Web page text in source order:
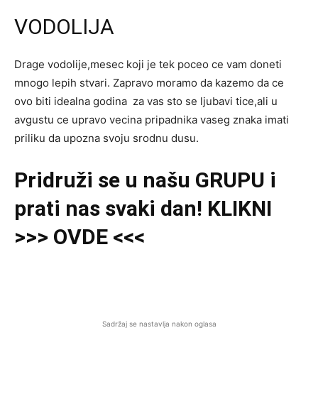
VODOLIJA
Drage vodolije,mesec koji je tek poceo ce vam doneti
mnogo lepih stvari. Zapravo moramo da kazemo da ce
ovo biti idealna godina za vas sto se ljubavi tice,ali u
avgustu ce upravo vecina pripadnika vaseg znaka imati
priliku da upozna svoju srodnu dusu.
Pridruži se u našu GRUPU i
prati nas svaki dan! KLIKNI
>>> OVDE <<<
Sadržaj se nastavlja nakon oglasa